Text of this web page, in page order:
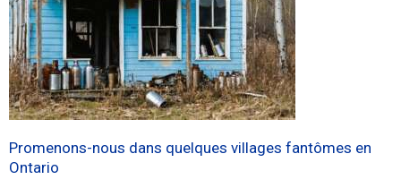
Promenons-nous dans quelques villages fantômes en
Ontario